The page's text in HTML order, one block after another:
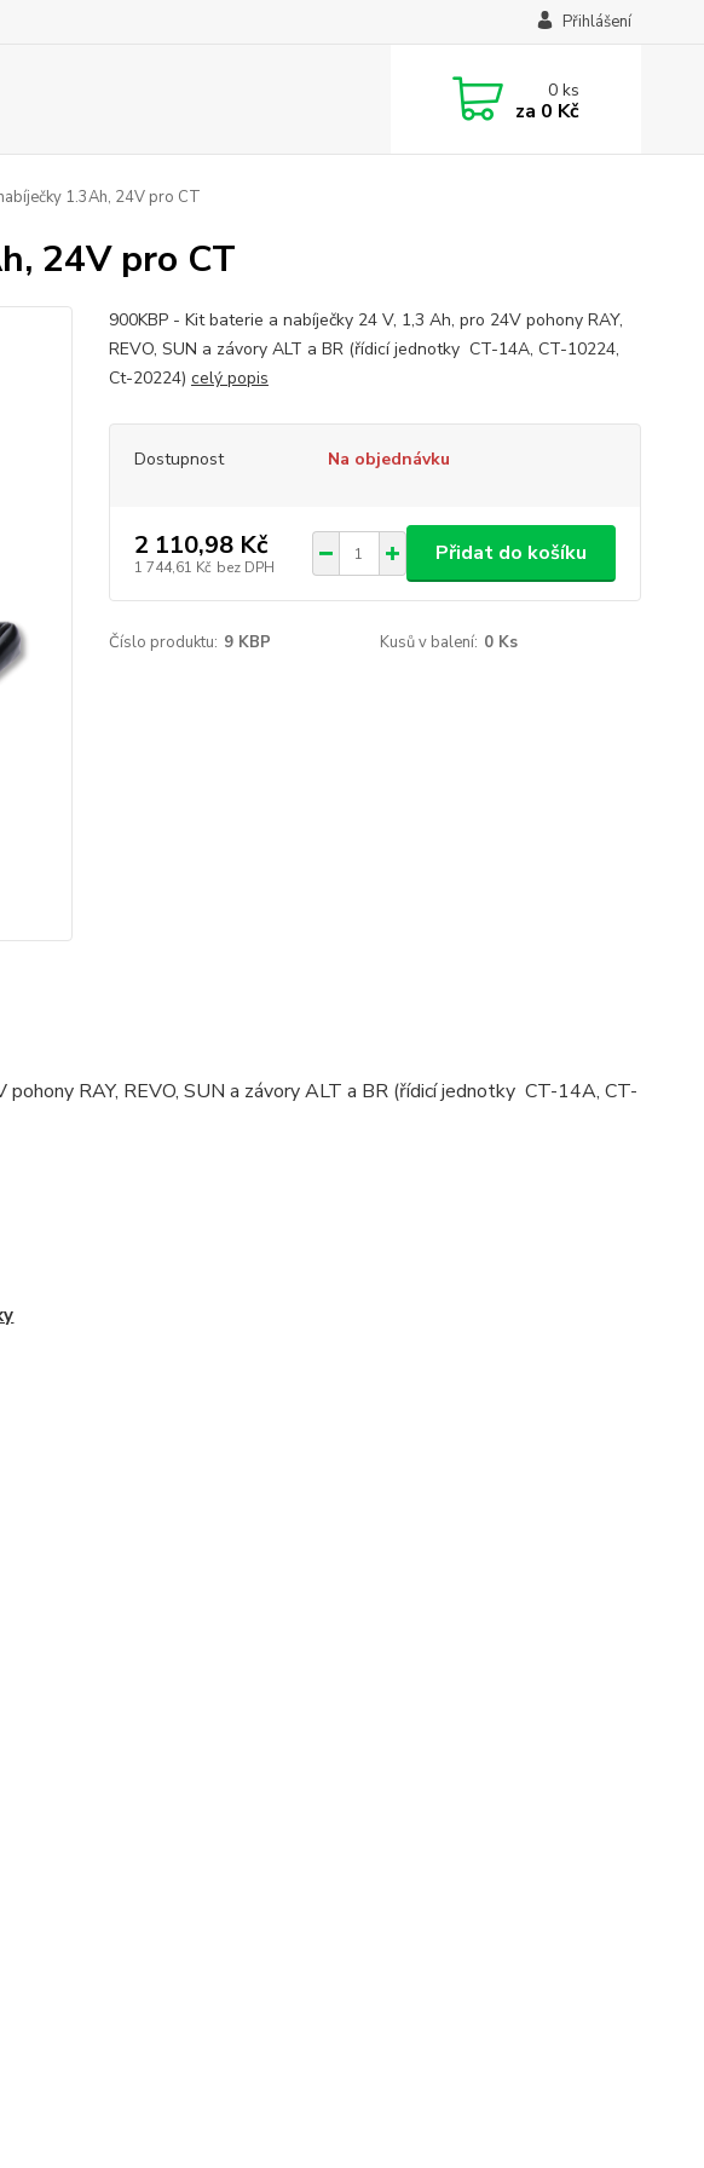
Přihlášení
0ks
za 0 Kč
1.3Ah, 24V pro CT
24V pro CT
900KBP - Kit baterie a nabíječky 24 V, 1,3 Ah, pro 24V pohony RAY,
REVO, SUN a závory ALT a BR (řídicí jednotky CT-14A, CT-10224,
Ct-20224) celý popis
Dostupnost Na objednávku
2 110,98 Kč
1 744,61 Kč bez DPH
Přidat do košíku
Číslo produktu: 9 KBP Kusů v balení: 0 Ks
RAY, REVO, SUN a závory ALT a BR (řídicí jednotky CT-14A, CT-